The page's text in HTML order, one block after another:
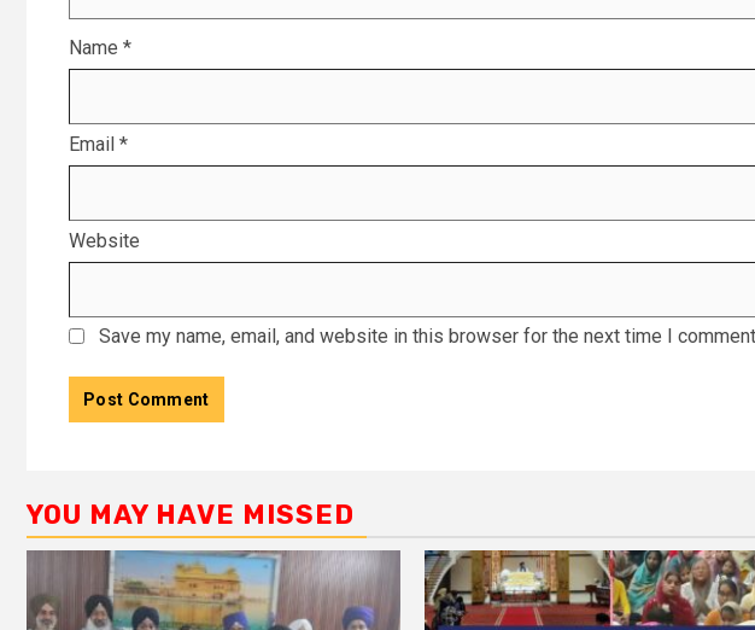
Name *
Email *
Website
Save my name, email, and website in this browser for the next time I
YOU MAY HAVE MISSED